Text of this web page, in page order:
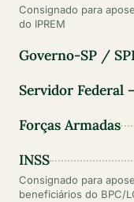
Consignado para
do IPREM
Governo-SP /
Servidor Federal
Forças Armadas
INSS
Consignado para
beneficiários do BPC/